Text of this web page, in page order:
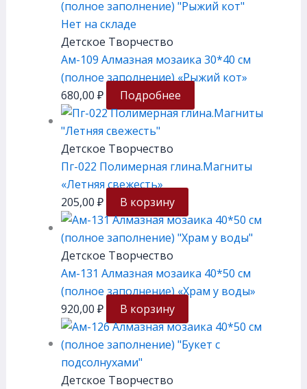
Нет на складе
Детское Творчество
Ам-109 Алмазная мозаика 30*40 см
(полное заполнение) «Рыжий кот»
680,00 ₽ Подробнее
Детское Творчество
Пг-022 Полимерная глина.Магниты
«Летняя свежесть»
205,00 ₽ В корзину
Детское Творчество
Ам-131 Алмазная мозаика 40*50 см
(полное заполнение) «Храм у воды»
920,00 ₽ В корзину
Детское Творчество